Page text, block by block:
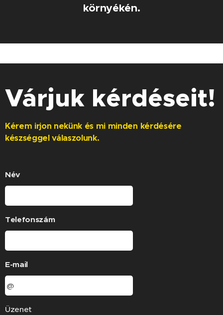
környékén.
Várjuk kérdéseit!
Kérem irjon nekünk és mi minden kérdésére
készséggel válaszolunk.
Név
Telefonszám
E-mail
Üzenet